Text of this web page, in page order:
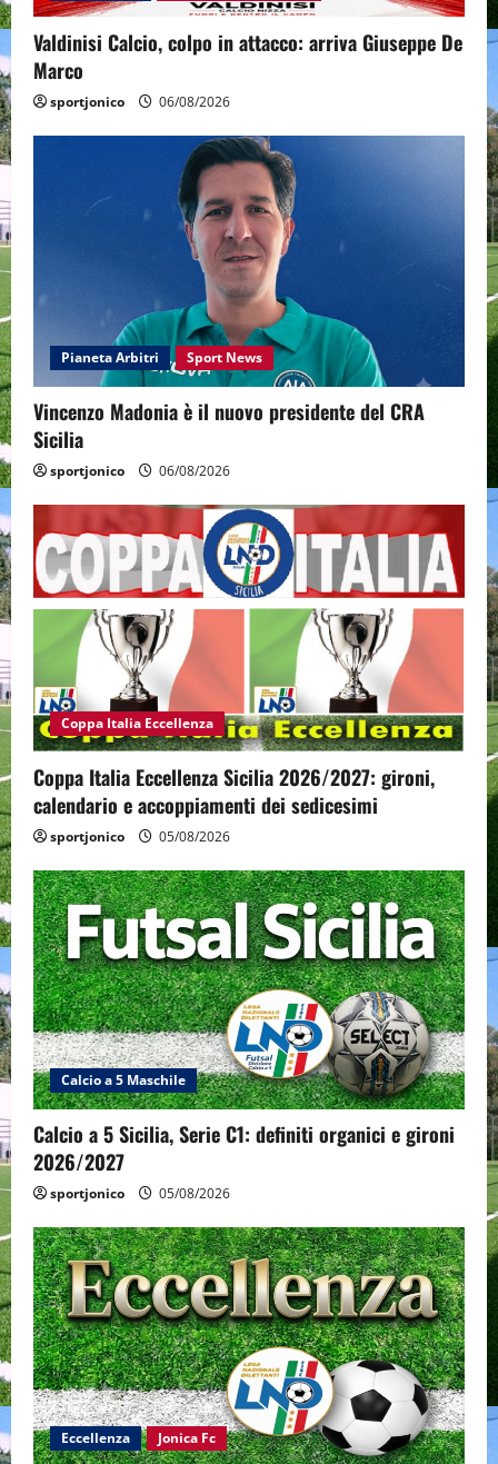
Valdinisi Calcio, colpo in attacco: arriva Giuseppe De
Marco
sportjonico 06/08/2026
Pianeta Arbitri Sport News
Vincenzo Madonia è il nuovo presidente del CRA
Sicilia
sportjonico 06/08/2026
Coppa Italia Eccellenza
Coppa Italia Eccellenza Sicilia 2026/2027: gironi,
calendario e accoppiamenti dei sedicesimi
sportjonico 05/08/2026
Calcio a 5 Maschile
Calcio a 5 Sicilia, Serie C1: definiti organici e gironi
2026/2027
sportjonico 05/08/2026
Eccellenza Jonica Fc